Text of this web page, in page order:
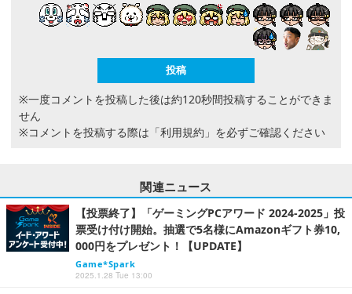
※一度コメントを投稿した後は約120秒間投稿することができま
せん
※コメントを投稿する際は 「利用規約」 を必ずご確認ください
関連ニュース
【投票終了】「ゲーミングPCアワード 2024-2025」投
票受け付け開始。抽選で5名様にAmazonギフト券10,
000円をプレゼント！【UPDATE】
Game*Spark
2025.1.28 Tue 13:00